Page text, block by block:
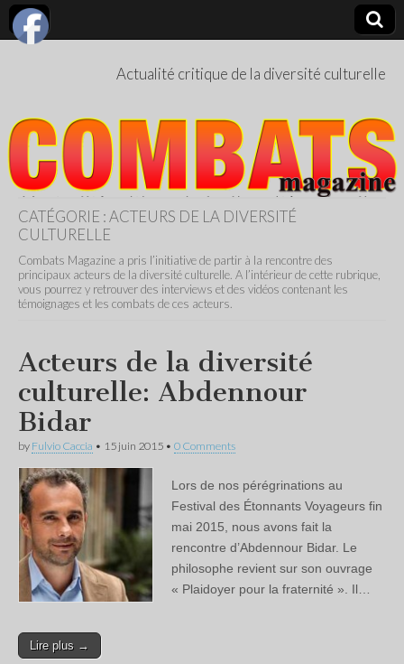
Actualité critique de la diversité culturelle
CATÉGORIE :ACTEURS DE LA DIVERSITÉ
CULTURELLE
Combats Magazine a pris l’initiative de partir à la rencontre des
principaux acteurs de la diversité culturelle. A l’intérieur de cette rubrique,
vous pourrez y retrouver des interviews et des vidéos contenant les
témoignages et les combats de ces acteurs.
Acteurs de la diversité
culturelle: Abdennour
Bidar
by Fulvio Caccia • 15 juin 2015 • 0 Comments
Lors de nos pérégrinations au
Festival des Étonnants Voyageurs fin
mai 2015, nous avons fait la
rencontre d’Abdennour Bidar. Le
philosophe revient sur son ouvrage
« Plaidoyer pour la fraternité ». Il…
Lire plus →